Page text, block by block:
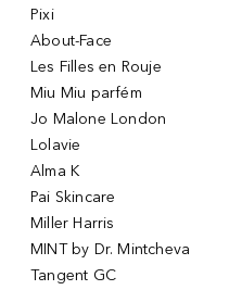
Pixi
About-Face
Les Filles en Rouje
Miu Miu parfém
Jo Malone London
Lolavie
Alma K
Pai Skincare
Miller Harris
MINT by Dr. Mintcheva
Tangent GC